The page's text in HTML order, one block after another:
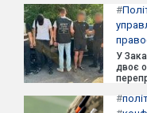
#
У
двоє
#